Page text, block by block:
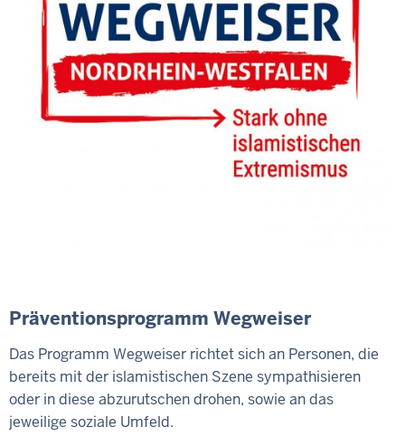
Präventionsprogramm Wegweiser
Das Programm Wegweiser richtet sich an Personen, die
bereits mit der islamistischen Szene sympathisieren
oder in diese abzurutschen drohen, sowie an das
jeweilige soziale Umfeld.